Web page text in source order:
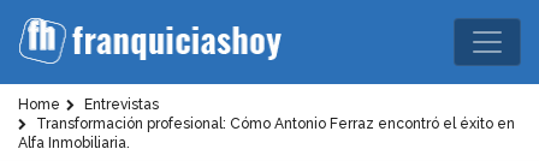
Home
Entrevistas
Transformación profesional: Cómo Antonio Ferraz encontró el éxito en
Alfa Inmobiliaria.